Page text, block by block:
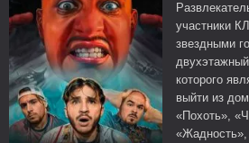
участники
звездными
которого
выйти из
«Похоть»,
«Жадность»,